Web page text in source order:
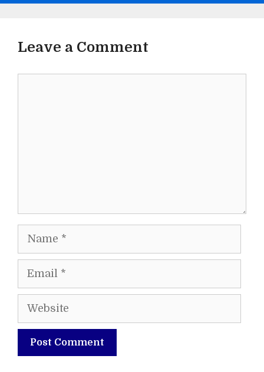
Leave a Comment
Name
Email
Website